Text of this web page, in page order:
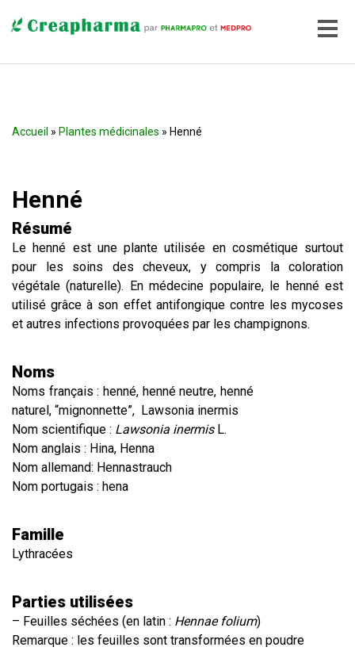
Accueil » Plantes médicinales » Henné
Henné
Résumé
Le henné est une plante utilisée en cosmétique surtout
pour les soins des cheveux, y compris la coloration
végétale (naturelle). En médecine populaire, le henné est
utilisé grâce à son effet antifongique contre les mycoses
et autres infections provoquées par les champignons.
Noms
Noms français : henné, henné neutre, henné
naturel, “mignonnette”, Lawsonia inermis
Nom scientifique : Lawsonia inermisL.
Nom anglais : Hina, Henna
Nom allemand: Hennastrauch
Nom portugais : hena
Famille
Lythracées
Parties utilisées
– Feuilles séchées (en latin : Hennae folium)
Remarque : les feuilles sont transformées en poudre